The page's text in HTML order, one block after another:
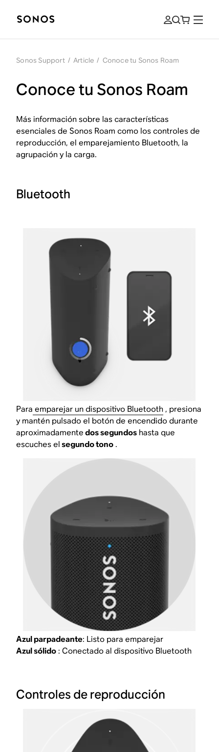
Sonos Support / Article / Conoce tu Sonos Roam
Conoce tu Sonos Roam
Más información sobre las características
esenciales de Sonos Roam como los controles de
reproducción, el emparejamiento Bluetooth, la
agrupación y la carga.
Bluetooth
Para emparejar un dispositivo Bluetooth , presiona
y mantén pulsado el botón de encendido durante
aproximadamentedos segundos hasta que
escuches elsegundo tono.
Azul parpadeante: Listo para emparejar
Azul sólido: Conectado al dispositivo Bluetooth
Controles de reproducción